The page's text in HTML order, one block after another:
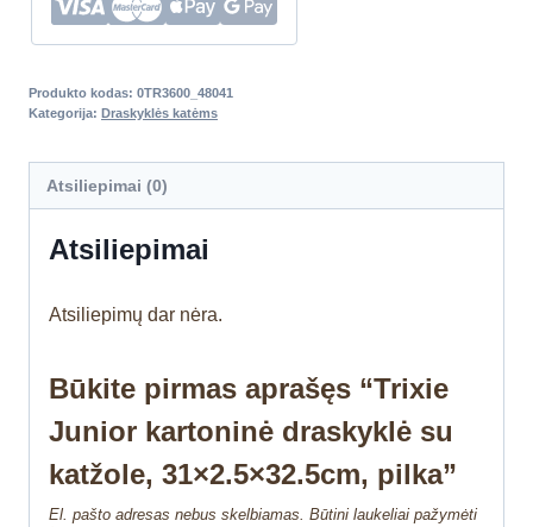
Produkto kodas: 0TR3600_48041
Kategorija: Draskyklės katėms
Atsiliepimai (0)
Atsiliepimai
Atsiliepimų dar nėra.
Būkite pirmas aprašęs “Trixie
Junior kartoninė draskyklė su
katžole, 31×2.5×32.5cm, pilka”
El. pašto adresas nebus skelbiamas. Būtini laukeliai pažymėti